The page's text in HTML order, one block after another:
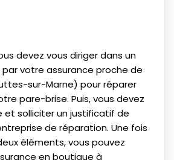
devez vous diriger dans un
votre assurance proche de
sur-Marne) pour réparer
pare-brise. Puis, vous devez
et solliciter un justificatif de
de réparation. Une fois
éléments, vous pouvez
en boutique à